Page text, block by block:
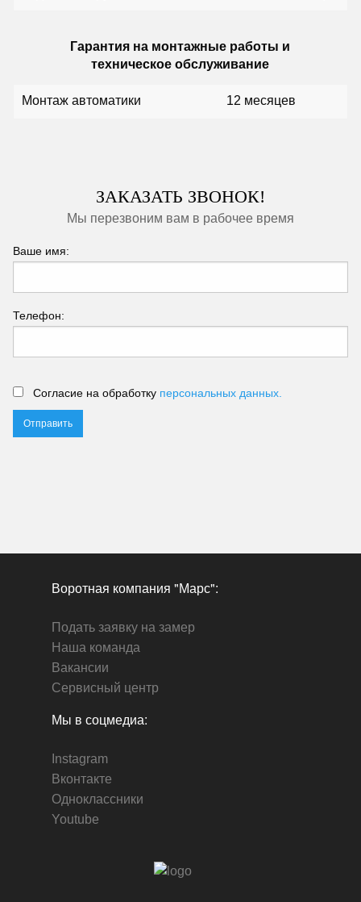
Гарантия на монтажные работы и
техническое обслуживание
Монтаж автоматики 12 месяцев
ЗАКАЗАТЬ ЗВОНОК!
Мы перезвоним вам в рабочее время
Ваше имя:
Телефон:
Согласие на обработку персональных данных.
Воротная компания "Марс":
Подать заявку на замер
Наша команда
Вакансии
Сервисный центр
Мы в соцмедиа:
Instagram
Вконтакте
Одноклассники
Youtube